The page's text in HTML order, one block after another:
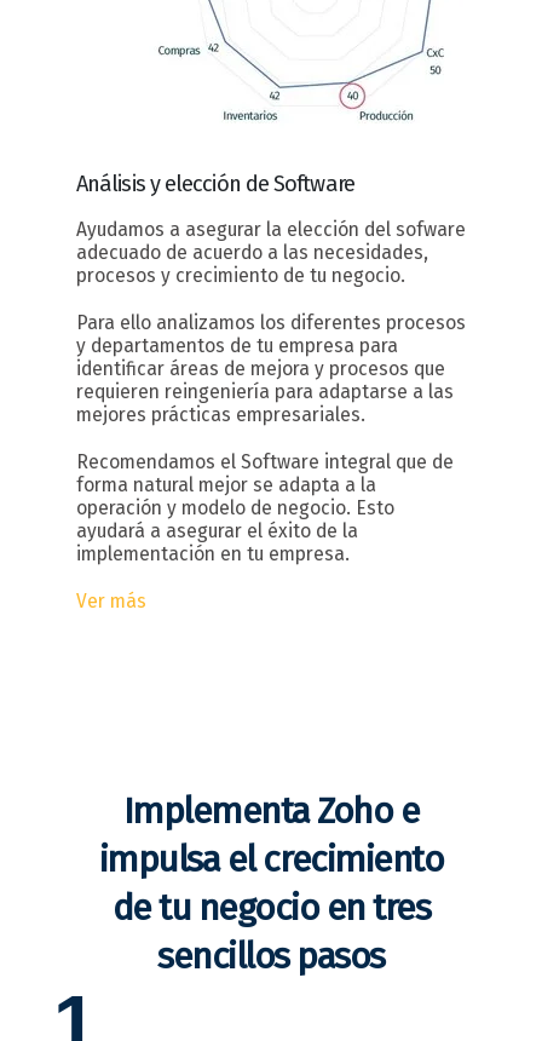
Análisis y elección de Software
Ayudamos a asegurar la elección del sofware
adecuado de acuerdo a las necesidades,
procesos y crecimiento de tu negocio.
Para ello analizamos los diferentes procesos
y departamentos de tu empresa para
identificar áreas de mejora y procesos que
requieren reingeniería para adaptarse a las
mejores prácticas empresariales.
Recomendamos el Software integral que de
forma natural mejor se adapta a la
operación y modelo de negocio. Esto
ayudará a asegurar el éxito de la
implementación en tu empresa.
Ver más
Implementa Zoho e
impulsa el crecimiento
de tu negocio en tres
sencillos pasos